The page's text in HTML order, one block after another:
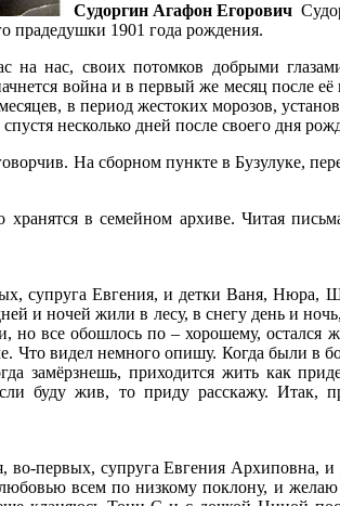
Судоргин Агафон Егорович
прадедушки 1901 года рождения.
на нас, своих потомков добрыми
война и в первый же месяц после её
в период жестоких морозов,
несколько дней после своего дня
На сборном пункте в Бузулуке,
в семейном архиве. Читая
супруга Евгения, и детки Ваня, Нюра,
и ночей жили в лесу, в снегу день и
все обошлось по – хорошему, остался
Что видел немного опишу. Когда были в
замёрзнешь, приходится жить как
буду жив, то приду расскажу.
во-первых, супруга Евгения
всем по низкому поклону, и желаю